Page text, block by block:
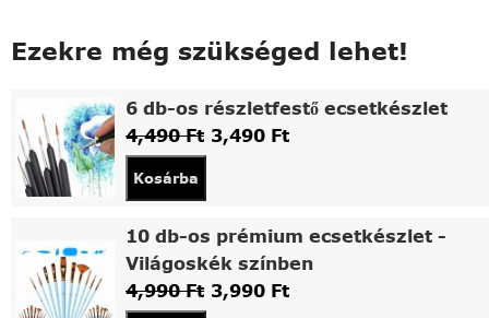
Ezekre még szükséged lehet!
6 db-os részletfestő ecsetkészlet
4,490Ft 3,490 Ft
Kosárba
10 db-os prémium ecsetkészlet -
Világoskék színben
4,990Ft 3,990 Ft